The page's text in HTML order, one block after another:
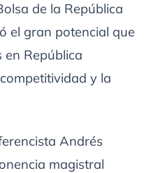
de la República
el gran potencial que
en República
y la
Andrés
magistral